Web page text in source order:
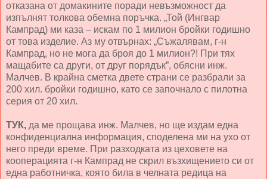
отказана от домакините поради невъзможност да
изпълнят толкова обемна поръчка. „Той (Ингвар
Кампрад) ми каза – искам по 1 милион бройки годишно
от това изделие. Аз му отвърнах: „Съжалявам, г-н
Кампрад, но не мога да броя до 1 милион?! При тях
мащабите са други, от друг порядък”, обясни инж.
Малчев. В крайна сметка двете страни се разбрали за
200 хил. бройки годишно, като се започнало с пилотна
серия от 20 хил.
ТУК, да ме прощава инж. Малчев, но ще издам една
конфиденциална информация, споделена ми на ухо от
него преди време. При разходката из цеховете на
кооперацията г-н Кампрад не скрил възхищението си от
една работничка, която била в челната редица на